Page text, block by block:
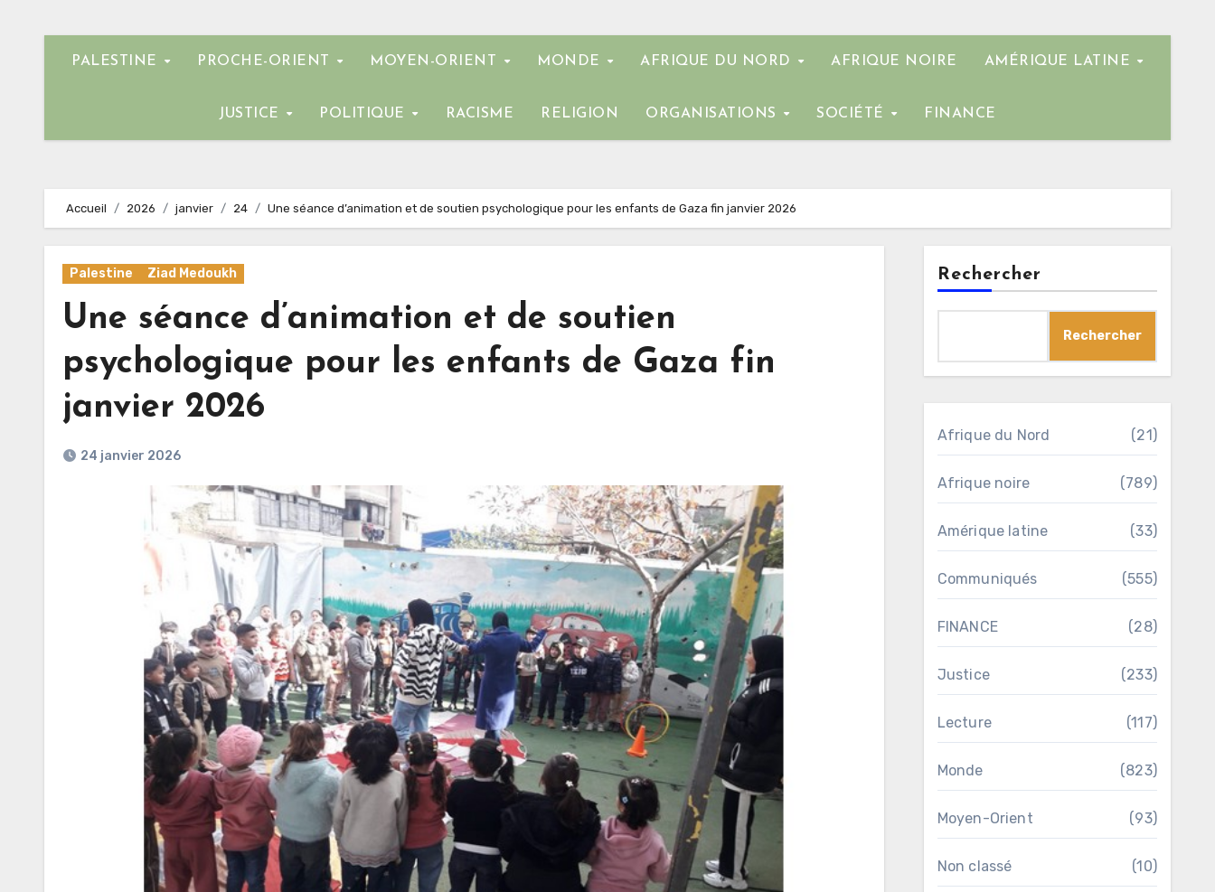
PALESTINE PROCHE-ORIENT MOYEN-ORIENT MONDE AFRIQUE DU NORD AFRIQUE NOIRE AMÉRIQUE LATINE
JUSTICE POLITIQUE RACISME RELIGION ORGANISATIONS SOCIÉTÉ FINANCE
Accueil 2026 janvier 24 Une séance d’animation et de soutien psychologique pour les enfants de Gaza fin janvier 2026
Palestine Ziad Medoukh
Une séance d’animation et de soutien
psychologique pour les enfants de Gaza fin
janvier 2026
24 janvier 2026
Rechercher
Rechercher
Afrique du Nord (21)
Afrique noire (789)
Amérique latine (33)
Communiqués (555)
FINANCE (28)
Justice (233)
Lecture (117)
Monde (823)
Moyen-Orient (93)
Non classé (10)